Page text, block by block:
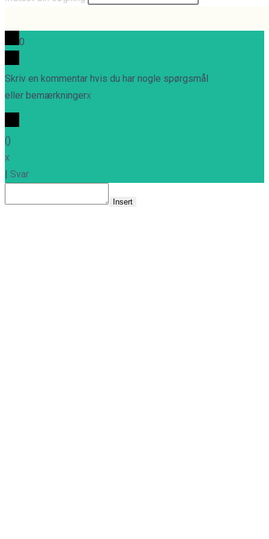
search
website
0
Skriv en kommentar hvis du har nogle spørgsmål
eller bemærkningerx
()
x
| Svar
Insert